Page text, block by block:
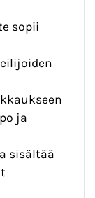
sopii
ja
sisältää